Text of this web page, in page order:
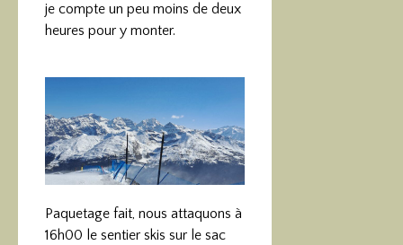
je compte un peu moins de deux
heures pour y monter.
Paquetage fait, nous attaquons à
16h00 le sentier skis sur le sac